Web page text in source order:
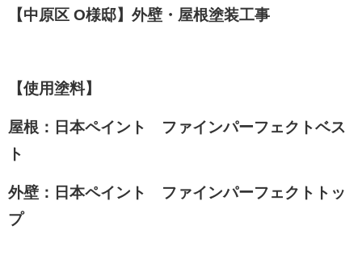
【中原区 O様邸】 外壁・屋根塗装工事
【使用塗料】
屋根：日本ペイント ファインパーフェクトベス
ト
外壁：日本ペイント ファインパーフェクトトッ
プ